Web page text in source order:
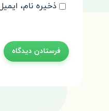
ذخیره نام،